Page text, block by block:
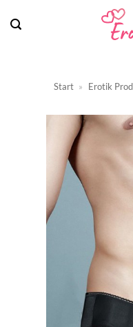
Inhalt
Start » Erotik